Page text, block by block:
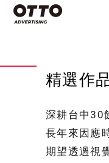
精選作
深耕台中30
長年來因應
期望透過視